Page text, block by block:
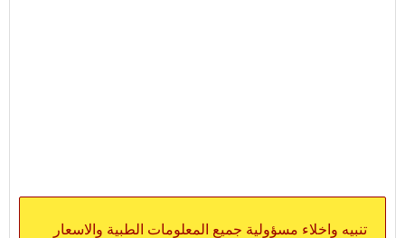
تنبيه واخلاء مسؤولية جميع المعلومات الطبية والاسعار